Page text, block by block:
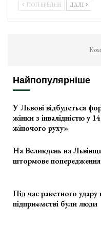
ПОПЕРЕДНЯ ДАЛІ
Найпопулярніше
У Львові відбудеться
жінки з інвалідністю у
жіночого руху»
На Великдень на
штормове попередження
Під час ракетного
підприємстві були люди